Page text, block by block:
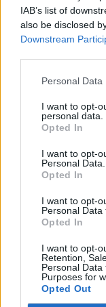
IAB’s list of
also be disclosed
Downstream
Personal
I want to opt-
personal data.
Opted In
I want to opt-
Personal Data.
Opted In
I want to opt-
Personal Data
Opted In
I want to opt-
Retention,
Personal
Purposes for
Opted Out
Vaizdai iš
vaiko gyvybių
32 laipsnių
V. Zalužno
Ukrainos
Laidos | Nauja diena
Sinoptikai
savaitę: karščiai